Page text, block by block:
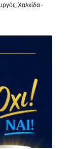
Χαλκίδα -